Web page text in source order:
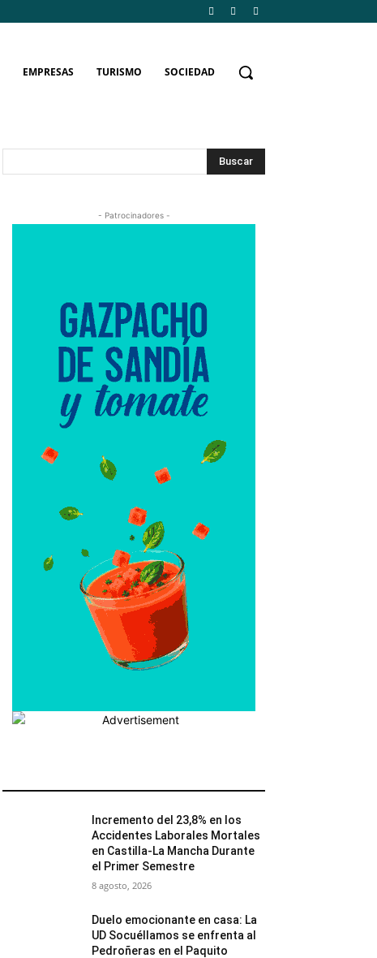
EMPRESAS TURISMO SOCIEDAD
Buscar
- Patrocinadores -
Incremento del 23,8% en los
Accidentes Laborales Mortales
en Castilla-La Mancha Durante
el Primer Semestre
8 agosto, 2026
Duelo emocionante en casa: La
UD Socuéllamos se enfrenta al
Pedroñeras en el Paquito